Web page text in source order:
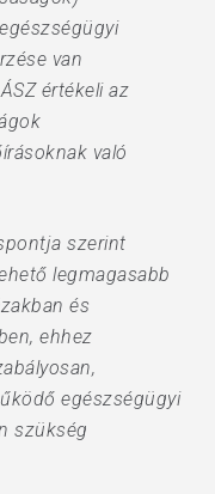
van
értékeli az
való
szerint
legmagasabb
és
ehhez
egészségügyi
szükség